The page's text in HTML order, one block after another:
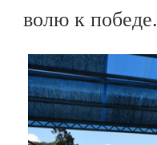
волю к победе.